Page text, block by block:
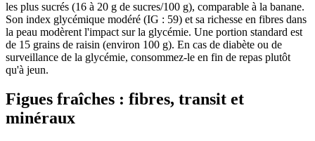
les plus sucrés (16 à 20 g de sucres/100 g), comparable à la banane.
Son index glycémique modéré (IG : 59) et sa richesse en fibres dans
la peau modèrent l'impact sur la glycémie. Une portion standard est
de 15 grains de raisin (environ 100 g). En cas de diabète ou de
surveillance de la glycémie, consommez-le en fin de repas plutôt
qu'à jeun.
Figues fraîches : fibres, transit et
minéraux